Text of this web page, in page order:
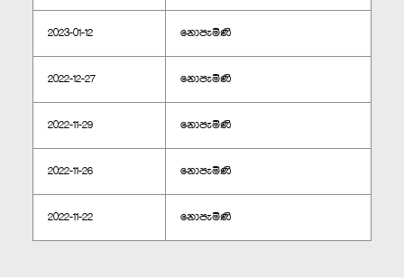
2023-01-12 නොපැමිණි
2022-12-27 නොපැමිණි
2022-11-29 නොපැමිණි
2022-11-26 නොපැමිණි
2022-11-22 නොපැමිණි